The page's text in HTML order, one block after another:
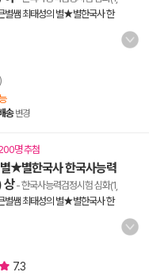
별쌤 최태성의 별★별한국사 한
송 변경
명 추첨
★별한국사 한국사능력
상- 한국사능력검정시험 심화(1,
별쌤 최태성의 별★별한국사 한
7.3